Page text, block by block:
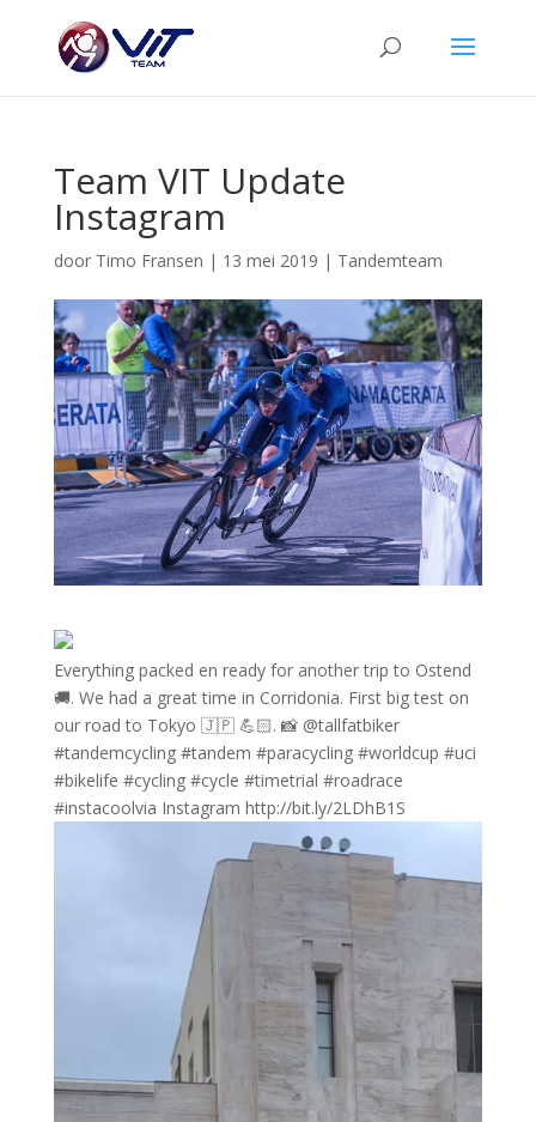
Team VIT Update
Instagram
door Timo Fransen | 13 mei 2019 | Tandemteam
Everything packed en ready for another trip to Ostend
🚚. We had a great time in Corridonia. First big test on
our road to Tokyo 🇯🇵 💪🏻. 📸 @tallfatbiker
#tandemcycling #tandem #paracycling #worldcup #uci
#bikelife #cycling #cycle #timetrial #roadrace
#instacoolvia Instagram http://bit.ly/2LDhB1S